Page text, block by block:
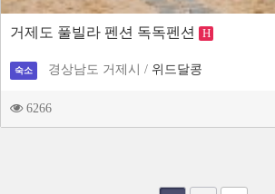
거제도 풀빌라 펜션 독독펜션 H
숙소 경상남도 거제시 / 위드달콩
6266